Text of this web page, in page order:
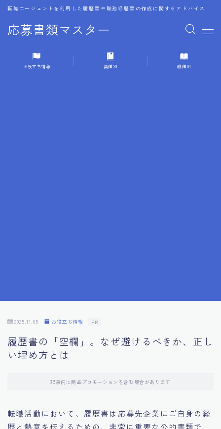
応募書類マスター
転職エージェントを利用した履歴書や職務経歴書の作成に関するアドバイス
MENU
1.履歴書のゴールデンルール
10.面接官に好印象を与える方法
11.キャリアアップを目指す人の応募書類
お役立ち情報 業種別 職種別
2025.11.05 お役立ち情報 PR
履歴書の「空欄」。なぜ避けるべきか、正し
い埋め方とは
記事内に商品プロモーションを含む場合があります
転職活動において、履歴書は応募先企業にご自身の経
歴と熱意を伝えるための、非常に重要な公的書類で